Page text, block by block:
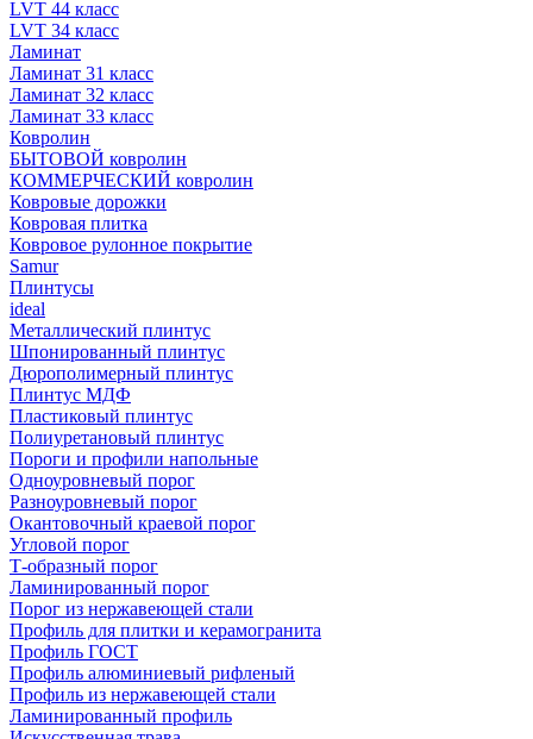
LVT 44 класс
LVT 34 класс
Ламинат
Ламинат 31 класс
Ламинат 32 класс
Ламинат 33 класс
Ковролин
БЫТОВОЙ ковролин
КОММЕРЧЕСКИЙ ковролин
Ковровые дорожки
Ковровая плитка
Ковровое рулонное покрытие
Samur
Плинтусы
ideal
Металлический плинтус
Шпонированный плинтус
Дюрополимерный плинтус
Плинтус МДФ
Пластиковый плинтус
Полиуретановый плинтус
Пороги и профили напольные
Одноуровневый порог
Разноуровневый порог
Окантовочный краевой порог
Угловой порог
Т-образный порог
Ламинированный порог
Порог из нержавеющей стали
Профиль для плитки и керамогранита
Профиль ГОСТ
Профиль алюминиевый рифленый
Профиль из нержавеющей стали
Ламинированный профиль